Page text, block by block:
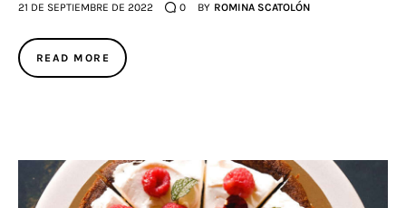
21 DE SEPTIEMBRE DE 2022 0 BY ROMINA SCATOLÓN
READ MORE